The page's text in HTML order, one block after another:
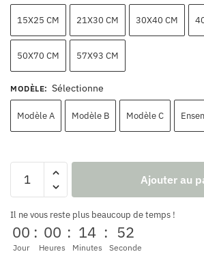
15X25 CM 21X30 CM 30X40 CM
50X70 CM 57X93 CM
MODÈLE: Sélectionne
Modèle A Modèle B Modèle C
Ajouter au
Il ne vous reste plus beaucoup de temps !
00
Jour
: 00
Heures
: 14
Minutes
: 51
Seconde